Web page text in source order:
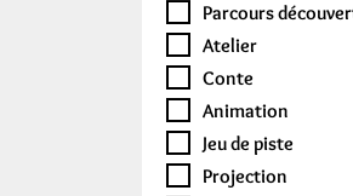
Parcours
Atelier
Conte
Animation
Jeu de piste
Projection